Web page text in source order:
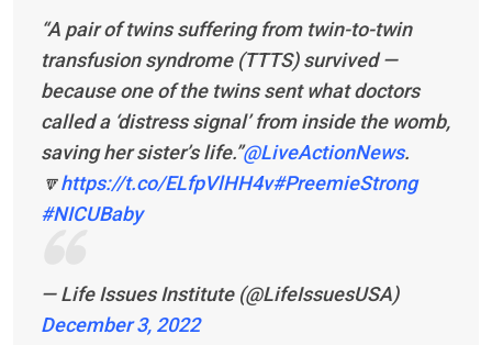
“A pair of twins suffering from twin-to-twin
transfusion syndrome (TTTS) survived —
because one of the twins sent what doctors
called a ‘distress signal’ from inside the womb,
saving her sister’s life.”@LiveActionNews.
🔽https://t.co/ELfpVlHH4v#PreemieStrong
#NICUBaby
— Life Issues Institute (@LifeIssuesUSA)
December 3, 2022